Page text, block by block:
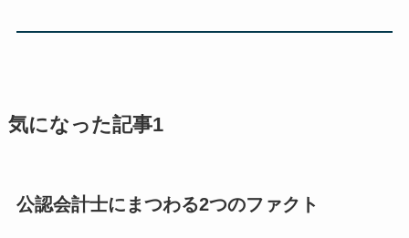
気になった記事1
公認会計士にまつわる2つのファクト